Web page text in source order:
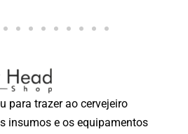
para trazer ao cervejeiro
insumos e os equipamentos